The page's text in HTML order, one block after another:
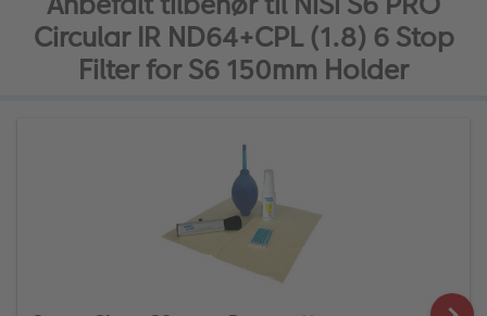
Circular IR ND64+CPL (1.8) 6 Stop
Filter for S6 150mm Holder